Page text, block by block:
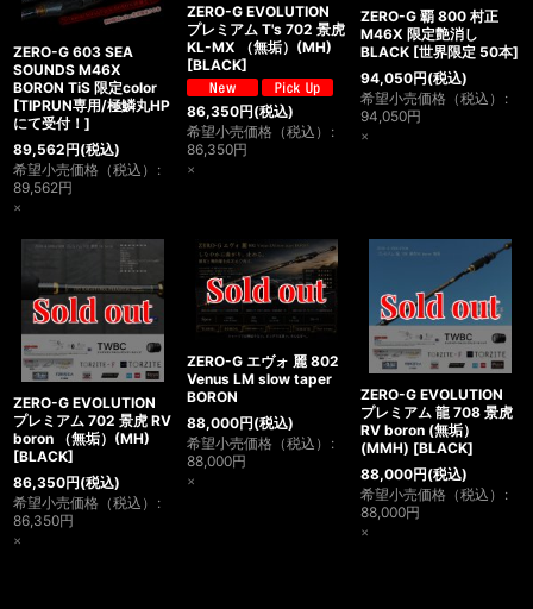
ZERO-G 603 SEA
SOUNDS M46X
BORON TiS 限定color
[TIPRUN専用/極鱗丸HP
にて受付！ ]
89,562円(税込)
希望小売価格（税込） :
89,562円
×
ZERO-G EVOLUTION
プレミアム T's 702 景虎
KL-MX （無垢）(MH)
[BLACK]
86,350円(税込)
希望小売価格（税込） :
86,350円
×
ZERO-G 覇 800 村正
M46X 限定艶消し
BLACK [世界限定 50本]
94,050円(税込)
希望小売価格（税込） :
94,050円
×
ZERO-G EVOLUTION
プレミアム 702 景虎 RV
boron （無垢）(MH)
[BLACK]
86,350円(税込)
希望小売価格（税込） :
86,350円
×
ZERO-G エヴォ 麗 802
Venus LM slow taper
BORON
88,000円(税込)
希望小売価格（税込） :
88,000円
×
ZERO-G EVOLUTION
プレミアム 龍 708 景虎
RV boron (無垢）
(MMH) [BLACK]
88,000円(税込)
希望小売価格（税込） :
88,000円
×